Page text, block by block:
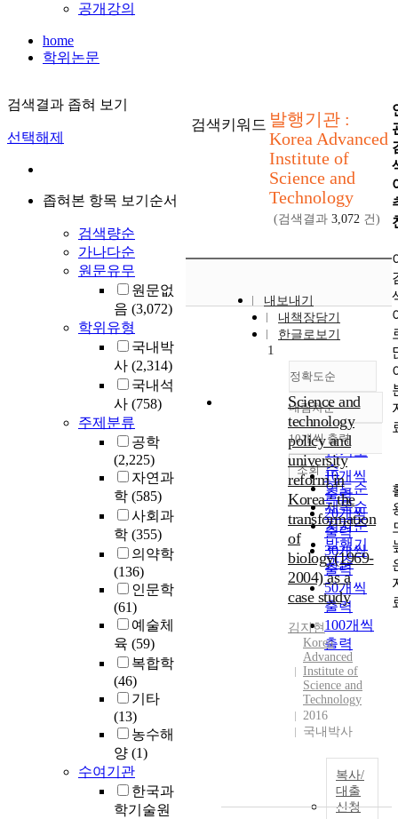
공개강의
home
학위논문
검색결과 좁혀 보기
선택해제
좁혀본 항목 보기순서
검색량순
가나다순
원문유무
원문없
음 (3,072)
학위유형
국내박
사 (2,314)
국내석
사 (758)
주제분류
공학
(2,225)
자연과
학 (585)
사회과
학 (355)
의약학
(136)
인문학
(61)
예술체
육 (59)
복합학
(46)
기타
(13)
농수해
양 (1)
수여기관
한국과
학기술원
검색키워드 발행기관 :
Korea Advanced
Institute of
Science and
Technology
(검색결과 3,072 건)
내보내기
내책장담기
한글로보기
정확도순
정확도
순
인기도
순
연도순
제목순
저자순
발행기
관순
내림차순
내림차순
10개씩 출력
10개씩
출력
20개씩
출력
30개씩
출력
50개씩
출력
100개씩
출력
조회
1
Science and
technology
policy and
university
reform in
Korea : the
transformation
of
biology(1969-
2004) as a
case study
김지현
Korea
Advanced
Institute of
Science and
Technology
2016
국내박사
복사/
대출
신청